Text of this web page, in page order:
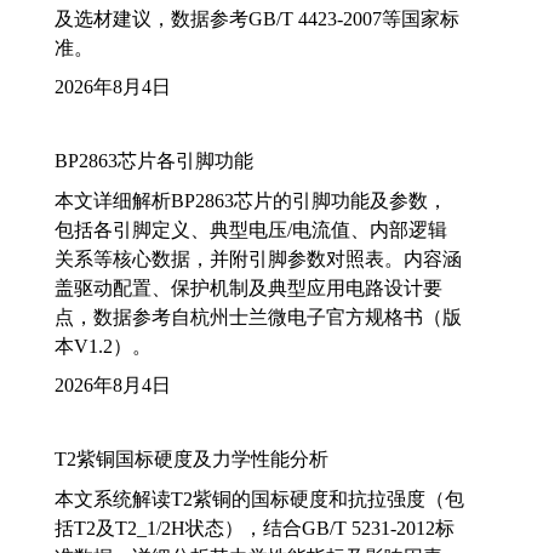
及选材建议，数据参考GB/T 4423-2007等国家标
准。
2026年8月4日
BP2863芯片各引脚功能
本文详细解析BP2863芯片的引脚功能及参数，
包括各引脚定义、典型电压/电流值、内部逻辑
关系等核心数据，并附引脚参数对照表。内容涵
盖驱动配置、保护机制及典型应用电路设计要
点，数据参考自杭州士兰微电子官方规格书（版
本V1.2）。
2026年8月4日
T2紫铜国标硬度及力学性能分析
本文系统解读T2紫铜的国标硬度和抗拉强度（包
括T2及T2_1/2H状态），结合GB/T 5231-2012标